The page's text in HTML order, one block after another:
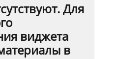
Для
виджета
в